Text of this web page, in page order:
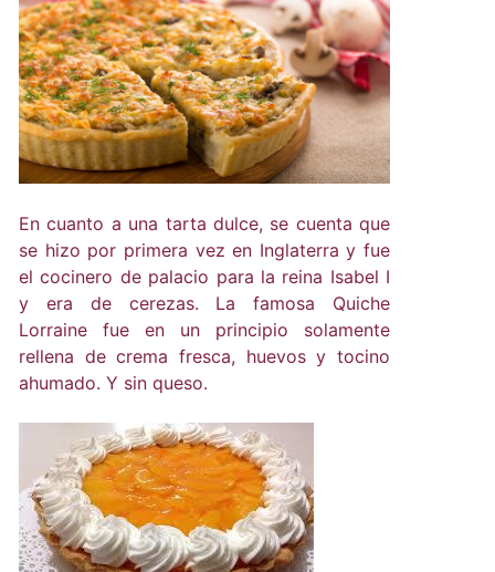
En cuanto a una tarta dulce, se cuenta que
se hizo por primera vez en Inglaterra y fue
el cocinero de palacio para la reina Isabel I
y era de cerezas. La famosa Quiche
Lorraine fue en un principio solamente
rellena de crema fresca, huevos y tocino
ahumado. Y sin queso.